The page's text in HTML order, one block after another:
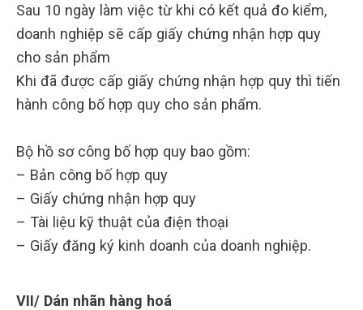
Sau 10 ngày làm việc từ khi có kết quả đo kiểm,
doanh nghiệp sẽ cấp giấy chứng nhận hợp quy
cho sản phẩm
Khi đã được cấp giấy chứng nhận hợp quy thì tiến
hành công bố hợp quy cho sản phẩm.
Bộ hồ sơ công bố hợp quy bao gồm:
– Bản công bố hợp quy
– Giấy chứng nhận hợp quy
– Tài liệu kỹ thuật của điện thoại
– Giấy đăng ký kinh doanh của doanh nghiệp.
VII/ Dán nhãn hàng hoá